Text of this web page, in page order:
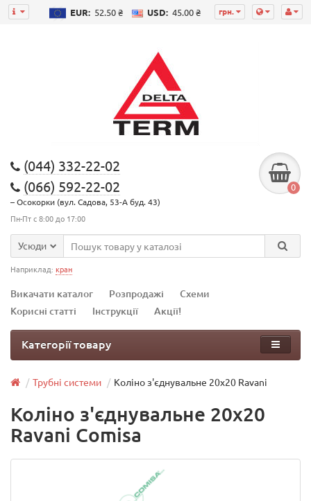
грн.
EUR: 52.50 ₴ USD: 45.00 ₴
(044) 332-22-02
(066) 592-22-02
– Осокорки (вул. Садова, 53-А буд. 43)
Пн-Пт с 8:00 до 17:00
0
Усюди
Наприклад: кран
Викачати каталог Розпродажі
Схеми
Корисні статті
Інструкції Акції!
Категорії товару
Трубні системи Коліно з'єднувальне 20х20 Ravani
Коліно з'єднувальне 20х20
Ravani Comisa